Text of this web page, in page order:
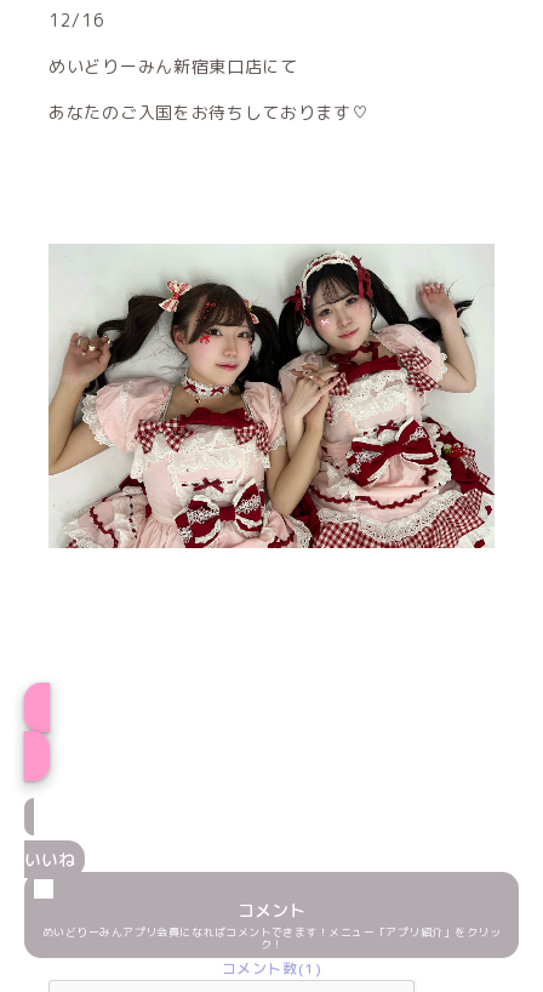
12/16
めいどりーみん新宿東口店にて
あなたのご入国をお待ちしております♡
いいね
コメント
めいどりーみんアプリ会員になればコメントできます！メニュー「アプリ紹介」をクリッ
ク！
コメント数(1)